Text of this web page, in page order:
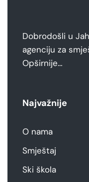
Dobrodošli u
agenciju za
Opširnije…
Najvažnije
O nama
Smještaj
Ski škola